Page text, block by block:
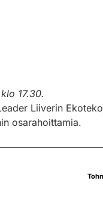
17.30.
Liiverin
osarahoittamia.